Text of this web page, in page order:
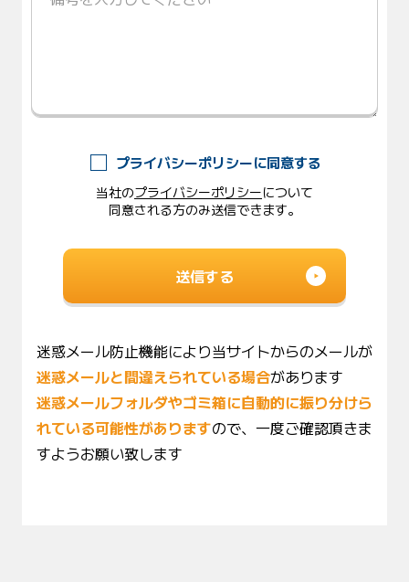
プライバシーポリシーに同意する
当社のプライバシーポリシーについて
同意される方のみ送信できます。
迷惑メール防止機能により当サイトからのメールが
迷惑メールと間違えられている場合があります
迷惑メールフォルダやゴミ箱に自動的に振り分けら
れている可能性がありますので、 一度ご確認頂きま
すようお願い致します